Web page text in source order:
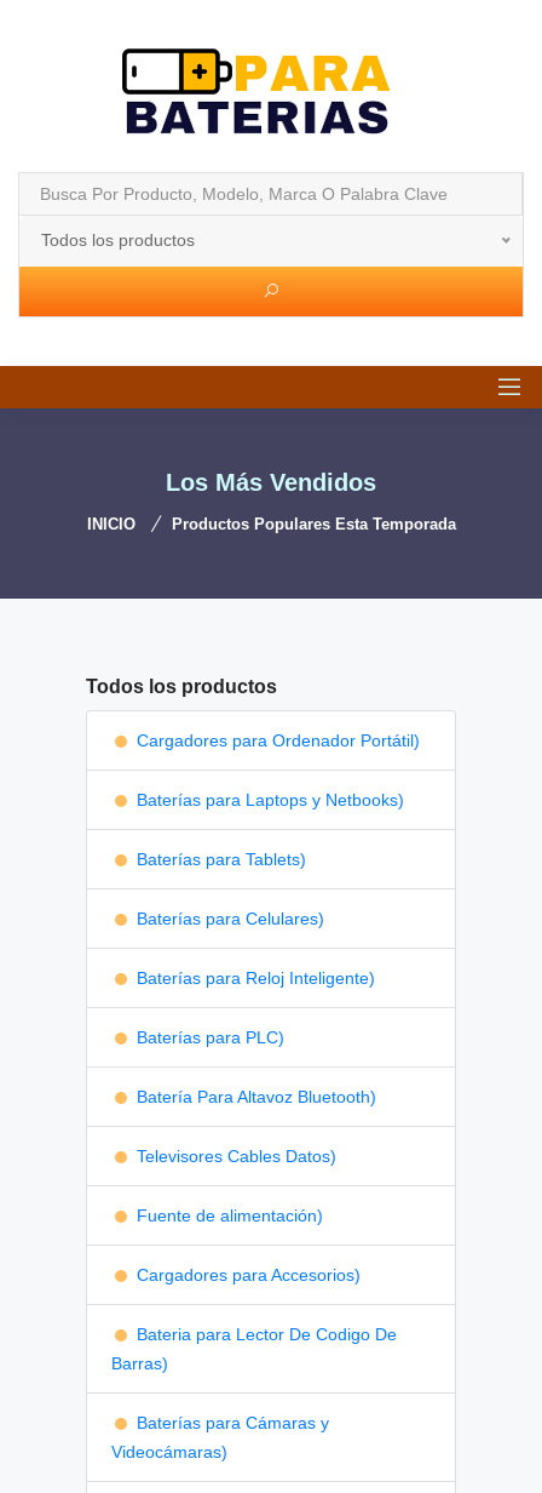
Todos los productos
Los Más Vendidos
INICIO Productos Populares Esta Temporada
Todos los productos
Cargadores para Ordenador Portátil)
Baterías para Laptops y Netbooks)
Baterías para Tablets)
Baterías para Celulares)
Baterías para Reloj Inteligente)
Baterías para PLC)
Batería Para Altavoz Bluetooth)
Televisores Cables Datos)
Fuente de alimentación)
Cargadores para Accesorios)
Bateria para Lector De Codigo De
Barras)
Baterías para Cámaras y
Videocámaras)